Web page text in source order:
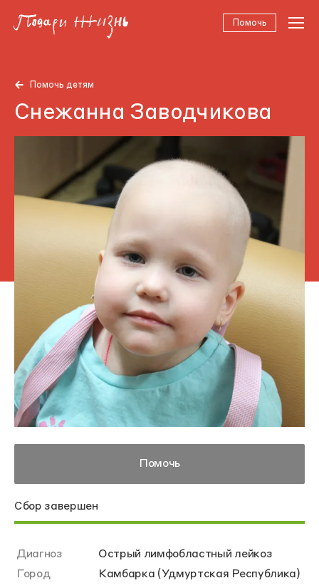
Помочь
Помочь детям
Снежанна Заводчикова
Помочь
Сбор завершен
Диагноз
Острый лимфобластный лейкоз
Город
Камбарка (Удмуртская Республика)